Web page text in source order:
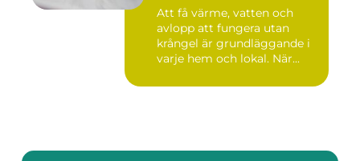
Att få värme, vatten och
avlopp att fungera utan
krångel är grundläggande i
varje hem och lokal. När...